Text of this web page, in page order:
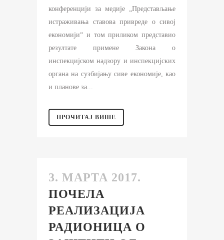
конференцији за медије „Представљање
истраживања ставова привреде о сивој
економији“ и том приликом представио
резултате примене Закона о
инспекцијском надзору и инспекцијских
органа на сузбијању сиве економије, као
и планове за...
ПРОЧИТАЈ ВИШЕ
3. МАРТА 2017.
ПОЧЕЛА
РЕАЛИЗАЦИЈА
РАДИОНИЦА О